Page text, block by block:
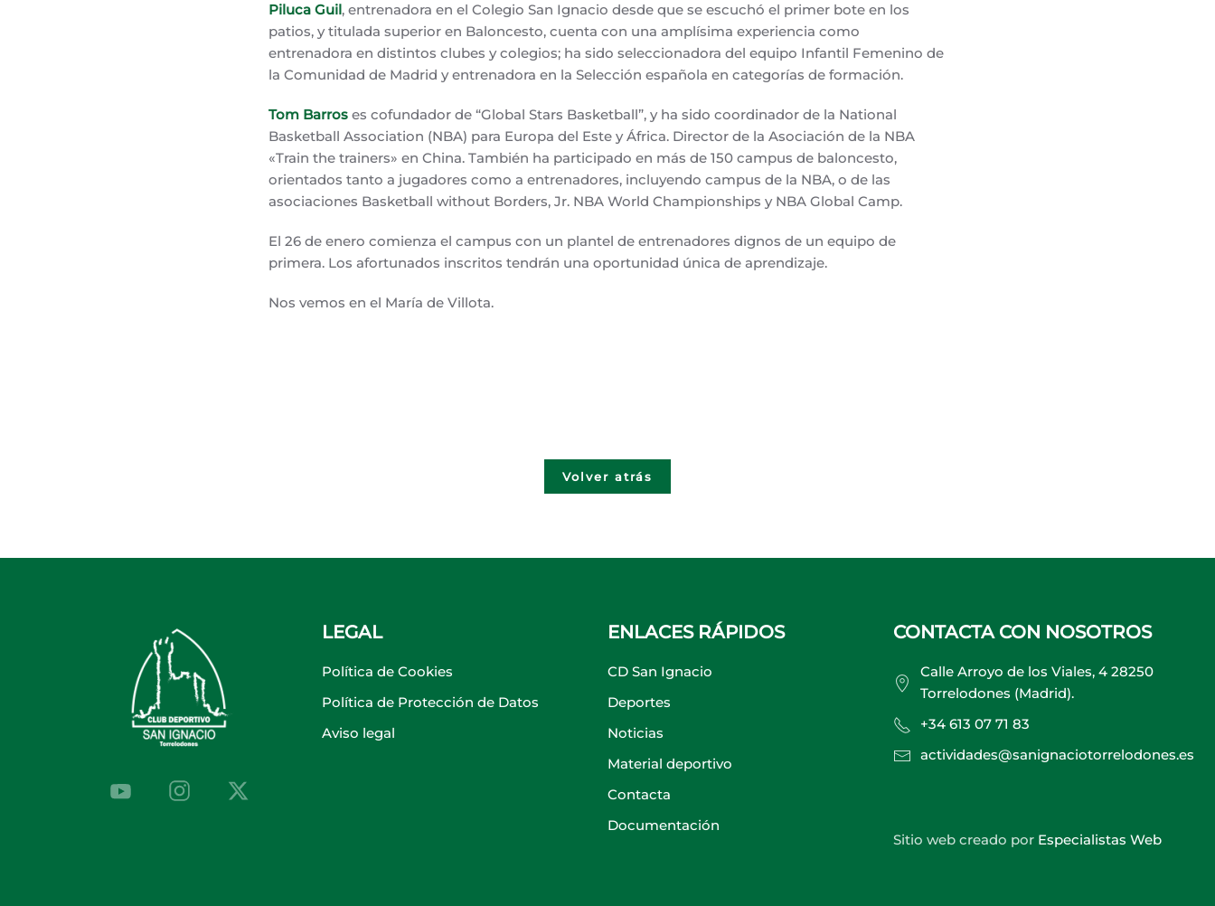
Piluca Guil, entrenadora en el Colegio San Ignacio desde que se escuchó el primer bote en los
patios, y titulada superior en Baloncesto, cuenta con una amplísima experiencia como
entrenadora en distintos clubes y colegios; ha sido seleccionadora del equipo Infantil Femenino de
la Comunidad de Madrid y entrenadora en la Selección española en categorías de formación.
Tom Barros es cofundador de “Global Stars Basketball”, y ha sido coordinador de la National
Basketball Association (NBA) para Europa del Este y África. Director de la Asociación de la NBA
«Train the trainers» en China. También ha participado en más de 150 campus de baloncesto,
orientados tanto a jugadores como a entrenadores, incluyendo campus de la NBA, o de las
asociaciones Basketball without Borders, Jr. NBA World Championships y NBA Global Camp.
El 26 de enero comienza el campus con un plantel de entrenadores dignos de un equipo de
primera. Los afortunados inscritos tendrán una oportunidad única de aprendizaje.
Nos vemos en el María de Villota.
Volver atrás
LEGAL
Política de Cookies
Política de Protección de Datos
Aviso legal
ENLACES RÁPIDOS
CD San Ignacio
Deportes
Noticias
Material deportivo
Contacta
Documentación
CONTACTA CON NOSOTROS
Calle Arroyo de los Viales, 4 28250
Torrelodones (Madrid).
+34 613 07 71 83
actividades@sanignaciotorrelodones.es
Sitio web creado por Especialistas Web